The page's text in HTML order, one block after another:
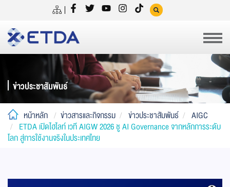
ข่าวประชาสัมพันธ์
หน้าหลัก ข่าวสารและกิจกรรม ข่าวประชาสัมพันธ์
AIGC
ETDA เปิดไฮไลท์ เวที AIGW 2026 ชู AI Governance จากหลักการระดับ
โลก สู่การใช้งานจริงในประเทศไทย